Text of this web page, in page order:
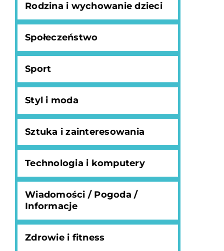
Rodzina i wychowanie dzieci
Społeczeństwo
Sport
Styl i moda
Sztuka i zainteresowania
Technologia i komputery
Wiadomości / Pogoda /
Informacje
Zdrowie i fitness